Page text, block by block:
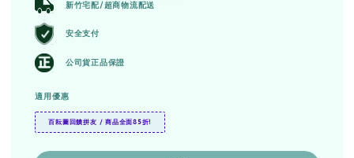
新竹宅配/超商物流配送
安全支付
公司貨正品保證
適用優惠
百耘圖回饋拼友 / 商品全面85折!